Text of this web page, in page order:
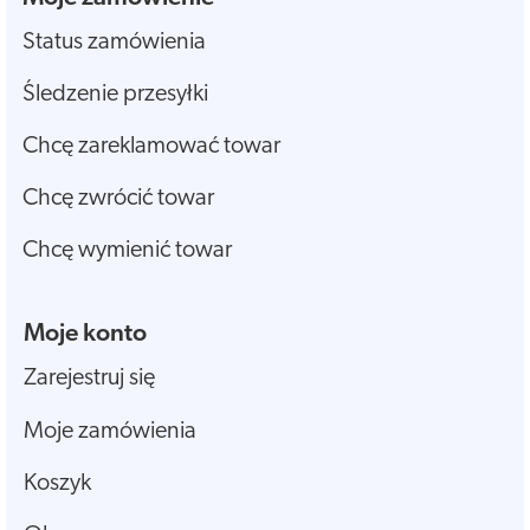
Status zamówienia
Śledzenie przesyłki
Chcę zareklamować towar
Chcę zwrócić towar
Chcę wymienić towar
Moje konto
Zarejestruj się
Moje zamówienia
Koszyk